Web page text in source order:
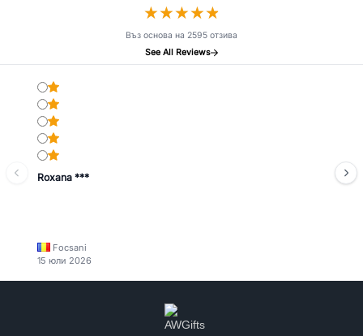
★★★★★
★★★★★
Въз основа на 2595 отзива
See All Reviews
Roxana ***
Focsani
15 юли 2026